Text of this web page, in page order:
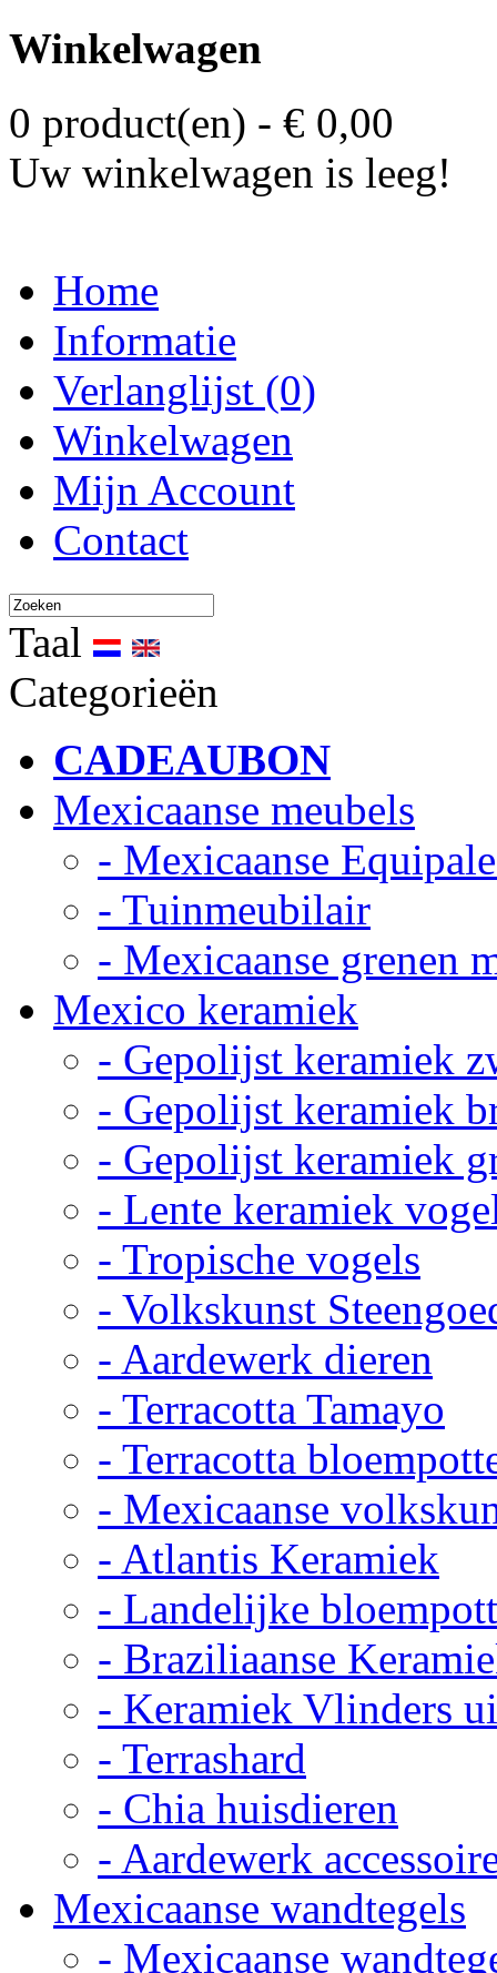
Winkelwagen
0 product(en) - € 0,00
Uw winkelwagen is leeg!
Home
Informatie
Verlanglijst (0)
Winkelwagen
Mijn Account
Contact
Taal
Categorieën
CADEAUBON
Mexicaanse meubels
- Mexicaanse
- Tuinmeubilair
- Mexicaanse grenen
Mexico keramiek
- Gepolijst keramiek
- Gepolijst keramiek
- Gepolijst keramiek
- Lente keramiek
- Tropische vogels
- Volkskunst
- Aardewerk dieren
- Terracotta Tamayo
- Terracotta
- Mexicaanse
- Atlantis Keramiek
- Landelijke
- Braziliaanse
- Keramiek Vlinders
- Terrashard
- Chia huisdieren
- Aardewerk
Mexicaanse wandtegels
- Mexicaanse